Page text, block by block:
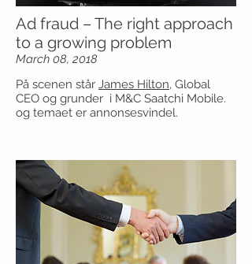
Ad fraud – The right approach
to a growing problem
March 08, 2018
På scenen står James Hilton, Global
CEO og grunder i M&C Saatchi Mobile.
og temaet er annonsesvindel.